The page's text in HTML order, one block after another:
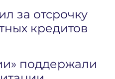
за отсрочку
кредитов
поддержали